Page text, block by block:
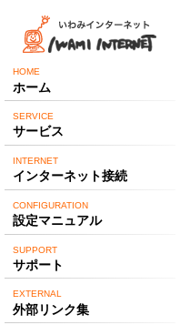
HOME
ホーム
SERVICE
サービス
INTERNET
インターネット接続
CONFIGURATION
設定マニュアル
SUPPORT
サポート
EXTERNAL
外部リンク集